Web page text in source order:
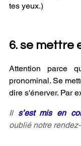
tes yeux.)
6. se mettre
Attention parce
pronominal. Se
dire s'énerver. Par
Il s’est mis en
oublié notre